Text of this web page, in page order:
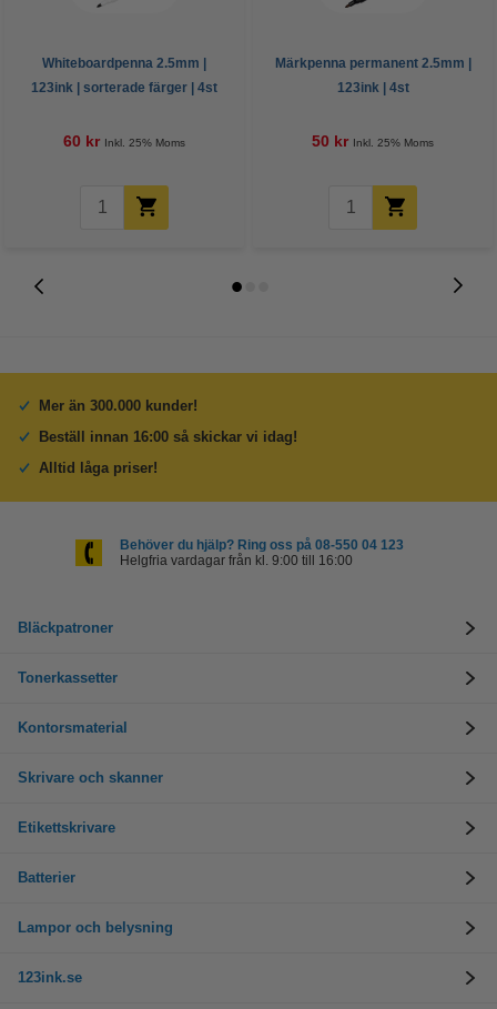
Whiteboardpenna 2.5mm |
123ink | sorterade färger | 4st
60 kr Inkl. 25% Moms
Märkpenna permanent 2.5mm |
123ink | 4st
50 kr Inkl. 25% Moms
Mer än 300.000 kunder!
Beställ innan 16:00 så skickar vi idag!
Alltid låga priser!
Behöver du hjälp? Ring oss på 08-550 04 123
Helgfria vardagar från kl. 9:00 till 16:00
Bläckpatroner
Tonerkassetter
Kontorsmaterial
Skrivare och skanner
Etikettskrivare
Batterier
Lampor och belysning
123ink.se